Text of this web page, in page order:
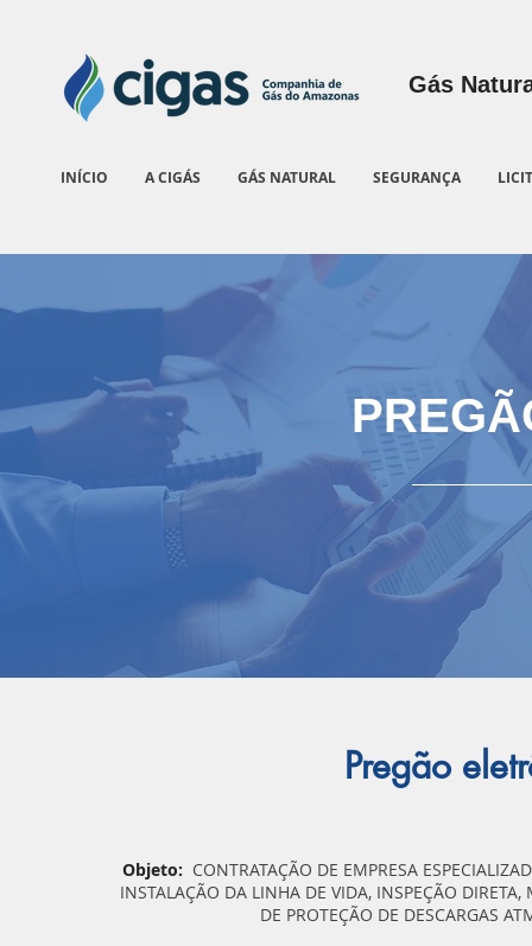
Gás
INÍCIO A CIGÁS GÁS NATURAL SEGURANÇA
Pregão
Objeto: CONTRATAÇÃO DE EMPRESA
INSTALAÇÃO DA LINHA DE VIDA, INSPEÇÃO
DE PROTEÇÃO DE DESCARGAS